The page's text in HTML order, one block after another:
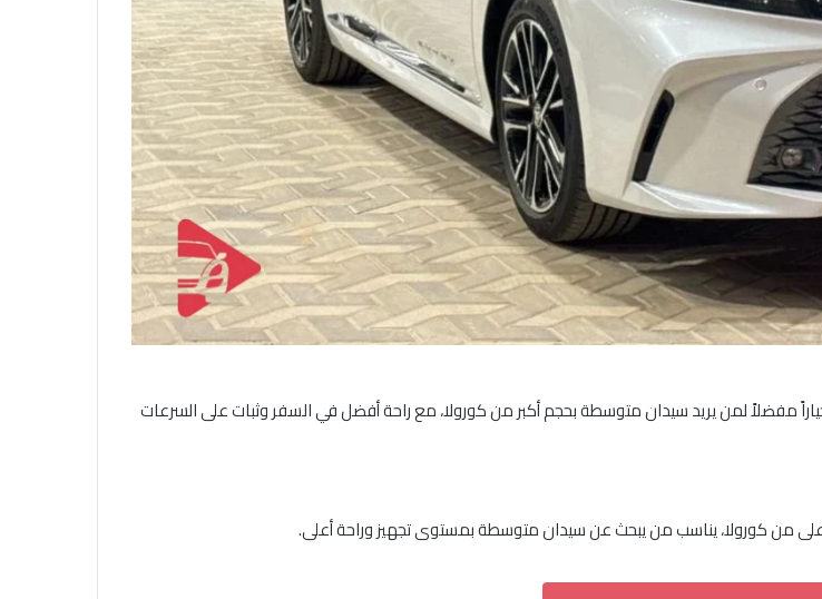
مفضلاً لمن يريد سيدان متوسطة بحجم أكبر من كورولا، مع راحة أفضل في السفر وثبات على السرعات